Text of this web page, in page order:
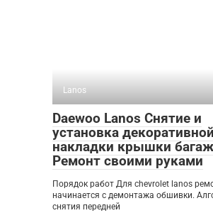
Lanos
Daewoo Lanos Снятие и
установка декоративной
накладки крышки
Ремонт своими руками
Порядок работ Для chevrolet lanos
начинается с демонтажа обшивки.
снятия передней